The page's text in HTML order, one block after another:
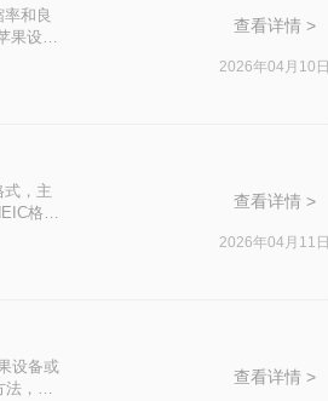
和良
果设备
查看详情 >
2026年04月10日
式，主
格式
将
查看详情 >
2026年04月11日
设备或
法，助
查看详情 >